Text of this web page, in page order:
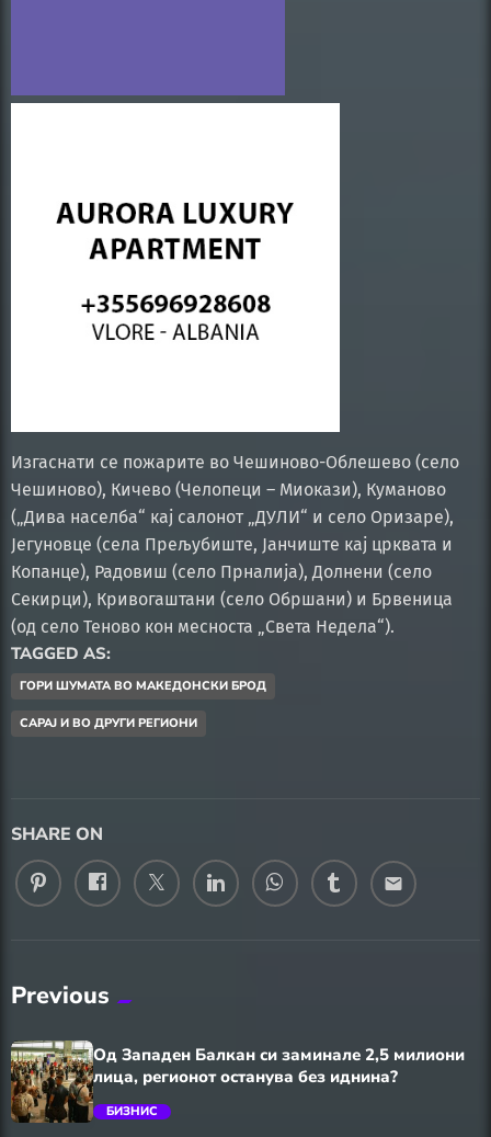
Изгаснати се пожарите во Чешиново-Облешево (село
Чешиново), Кичево (Челопеци – Миокази), Куманово
(„Дива населба“ кај салонот „ДУЛИ“ и село Оризаре),
Јегуновце (села Прељубиште, Јанчиште кај црквата и
Копанце), Радовиш (село Прналија), Долнени (село
Секирци), Кривогаштани (село Обршани) и Брвеница
(од село Теново кон месноста „Света Недела“).
TAGGED AS:
ГОРИ ШУМАТА ВО МАКЕДОНСКИ БРОД
САРАЈ И ВО ДРУГИ РЕГИОНИ
SHARE ON
email
Previous
Од Западен Балкан си заминале 2,5 милиони
лица, регионот останува без иднина?
БИЗНИС